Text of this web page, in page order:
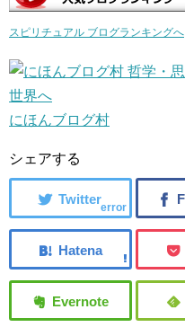
スピリチュアル ブログランキングへ
にほんブログ村
シェアする
error